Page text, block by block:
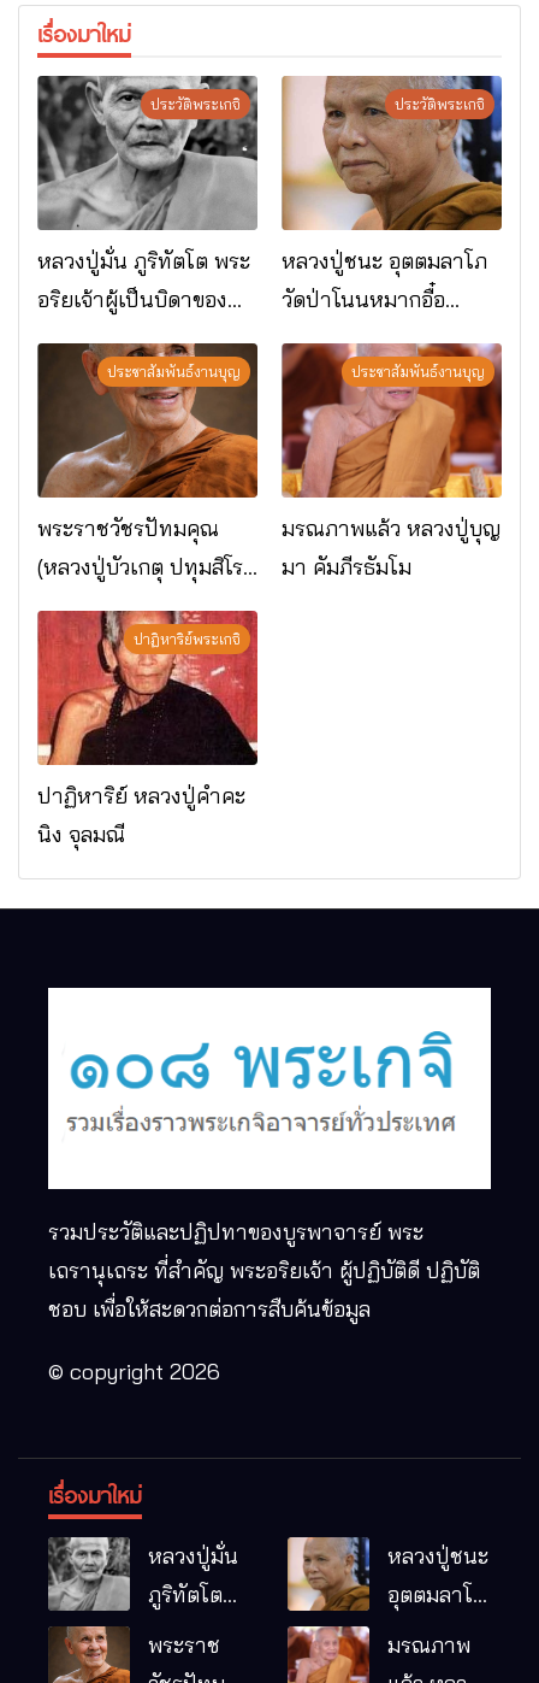
เรื่องมาใหม่
ประวัติพระเกจิ
หลวงปู่มั่น ภูริทัตโต พระ
อริยเจ้าผู้เป็นบิดาของ
พระกรรมฐาน
ประวัติพระเกจิ
หลวงปู่ชนะ อุตตมลาโภ
วัดป่าโนนหมากอื๋อ
อ.เมือง จ.มหาสารคาม
ประชาสัมพันธ์งานบุญ
พระราชวัชรปัทมคุณ
(หลวงปู่บัวเกตุ ปทุมสิโร)
มรณภาพแล้ว วัดป่า
ดาราภิรมย์ อ.แม่ริม
จ.เชียงใหม่
ประชาสัมพันธ์งานบุญ
มรณภาพแล้ว หลวงปู่บุญ
มา คัมภีรธัมโม
ปาฏิหาริย์พระเกจิ
ปาฏิหาริย์ หลวงปู่คำคะ
นิง จุลมณี
รวมประวัติและปฏิปทาของบูรพาจารย์ พระ
เถรานุเถระ ที่สำคัญ พระอริยเจ้า ผู้ปฏิบัติดี ปฏิบัติ
ชอบ เพื่อให้สะดวกต่อการสืบค้นข้อมูล
© copyright 2026
เรื่องมาใหม่
หลวงปู่มั่น
ภูริทัตโต
พระอริยเจ้า
ผู้เป็นบิดา
หลวงปู่ชนะ
อุตตมลาโภ
หมากอื๋อ
พระราช
มรณภาพ